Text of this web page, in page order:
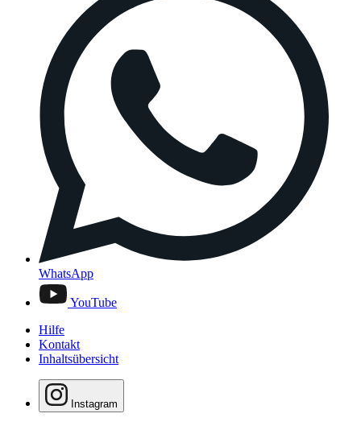
WhatsApp
YouTube
Hilfe
Kontakt
Inhaltsübersicht
Instagram